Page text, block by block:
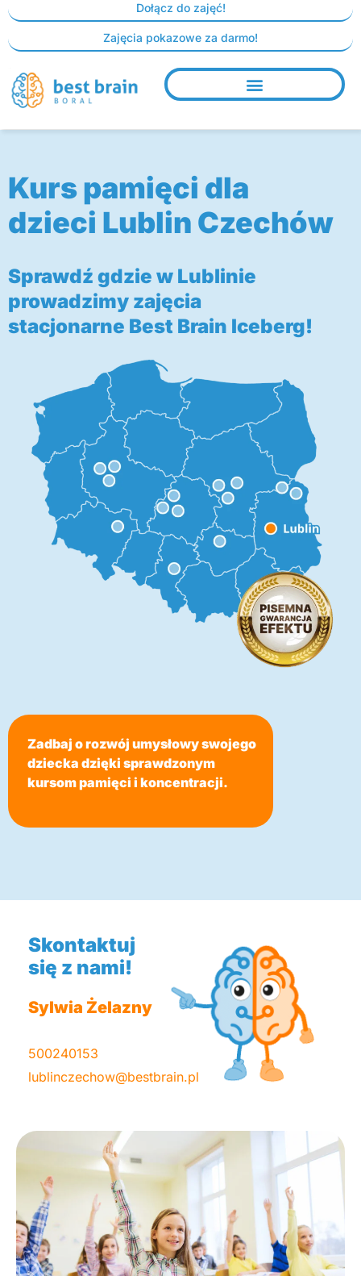
Skip
content
Dołącz do zajęć!
Zajęcia pokazowe za darmo!
Kurs pamięci dla
dzieci Lublin Czechów
Sprawdź gdzie w Lublinie
prowadzimy zajęcia
stacjonarne Best Brain Iceberg!
Zadbaj o rozwój umysłowy swojego
dziecka dzięki sprawdzonym
kursom pamięci i koncentracji.
Skontaktuj
się z nami!
Sylwia Żelazny
500240153
lublinczechow@bestbrain.pl